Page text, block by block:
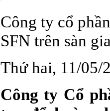
Công ty cổ
SFN trên sàn
Thứ hai, 11/05/
Công ty Cổ